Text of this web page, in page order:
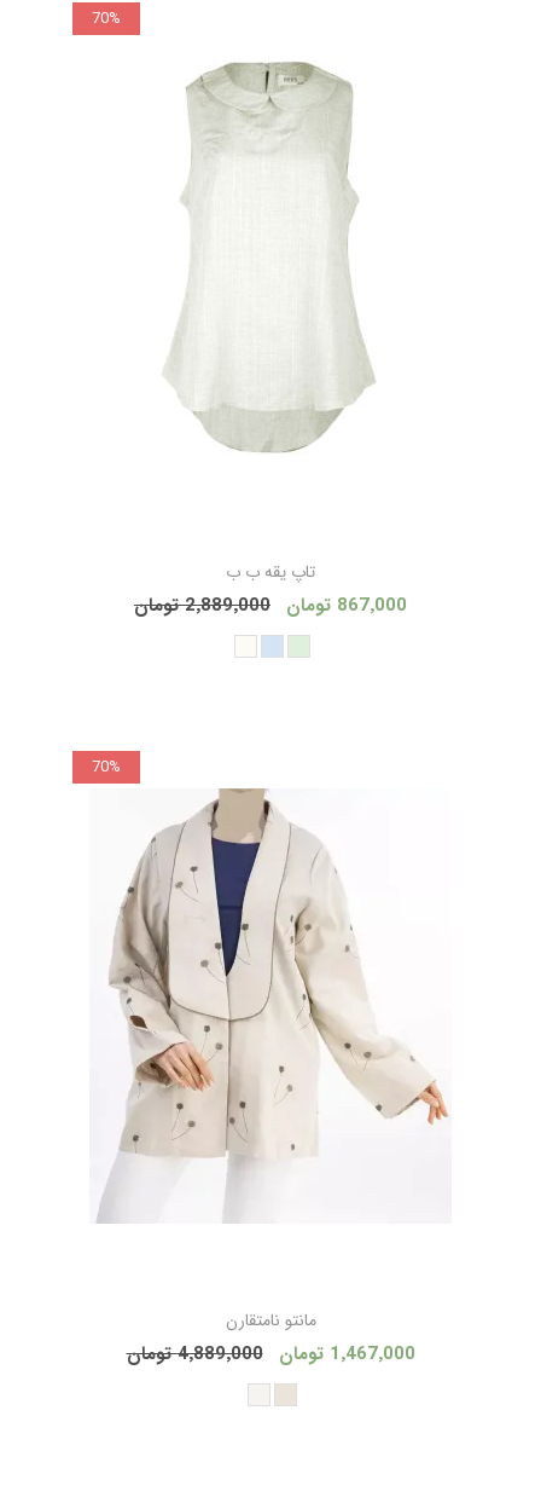
70%
تاپ یقه ب ب
867٬000 تومان 2٬889٬000 تومان
70%
مانتو نامتقارن
1٬467٬000 تومان 4٬889٬000 تومان